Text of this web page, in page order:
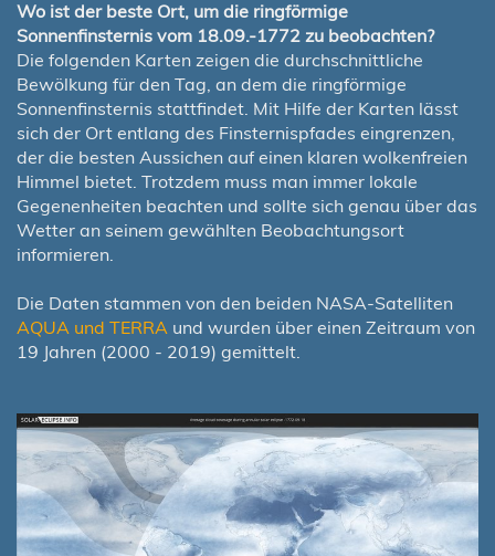
Wo ist der beste Ort, um die ringförmige
Sonnenfinsternis vom 18.09.-1772 zu beobachten?
Die folgenden Karten zeigen die durchschnittliche
Bewölkung für den Tag, an dem die ringförmige
Sonnenfinsternis stattfindet. Mit Hilfe der Karten lässt
sich der Ort entlang des Finsternispfades eingrenzen,
der die besten Aussichen auf einen klaren wolkenfreien
Himmel bietet. Trotzdem muss man immer lokale
Gegenenheiten beachten und sollte sich genau über das
Wetter an seinem gewählten Beobachtungsort
informieren.
Die Daten stammen von den beiden NASA-Satelliten
AQUA und TERRA und wurden über einen Zeitraum von
19 Jahren (2000 - 2019) gemittelt.